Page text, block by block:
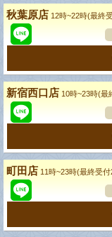
秋葉原店 12時~22時(最終
新宿西口店 10時~23時(最
町田店 11時~23時(最終受付